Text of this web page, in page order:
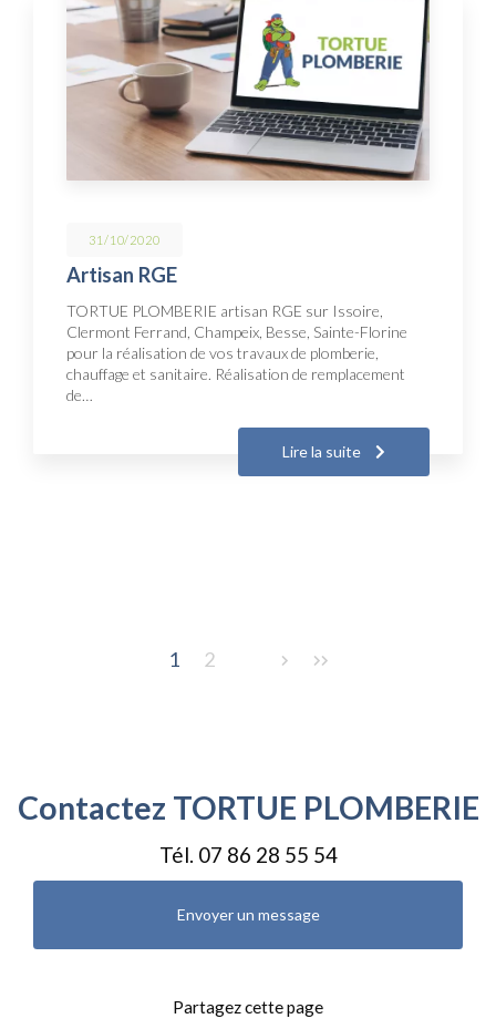
31/10/2020
Artisan RGE
TORTUE PLOMBERIE artisan RGE sur Issoire,
Clermont Ferrand, Champeix, Besse, Sainte-Florine
pour la réalisation de vos travaux de plomberie,
chauffage et sanitaire. Réalisation de remplacement
de…
Lire la suite
1 2
Contactez TORTUE PLOMBERIE
Tél. 07 86 28 55 54
Envoyer un message
Partagez cette page